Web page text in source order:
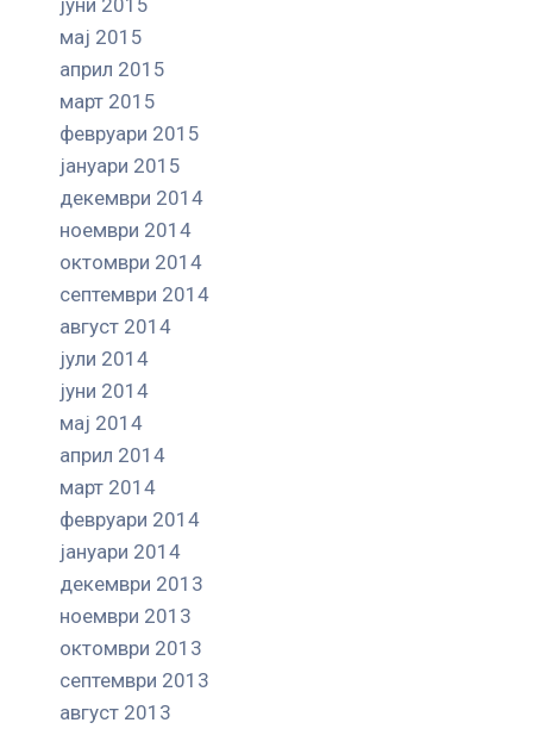
мај 2015
април 2015
март 2015
февруари 2015
јануари 2015
декември 2014
ноември 2014
октомври 2014
септември 2014
август 2014
јули 2014
јуни 2014
мај 2014
април 2014
март 2014
февруари 2014
јануари 2014
декември 2013
ноември 2013
октомври 2013
септември 2013
август 2013